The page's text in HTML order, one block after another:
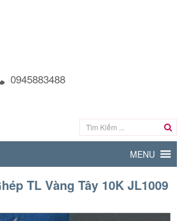
0945883488
MENU
TL Vàng Tây 10K JL1009